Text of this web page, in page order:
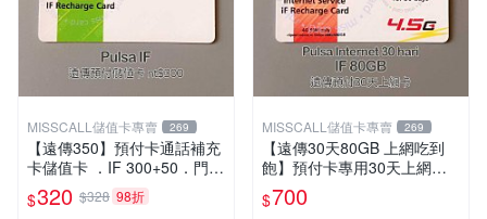
MISSCALL儲值卡專賣 269
【遠傳350】預付卡通話補充
卡儲值卡 ．IF 300+50．門號
延展ifu⚡MissCall儲值卡專賣
$320 $328 98折
MISSCALL儲值卡專賣 269
【遠傳30天80GB 上網吃到
飽】預付卡專用30天上網補
充卡/儲值卡．台灣人可儲．I
nternet ifu．IF698⚡MissCall
$700